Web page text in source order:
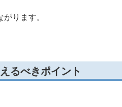
ります。
るべきポイント